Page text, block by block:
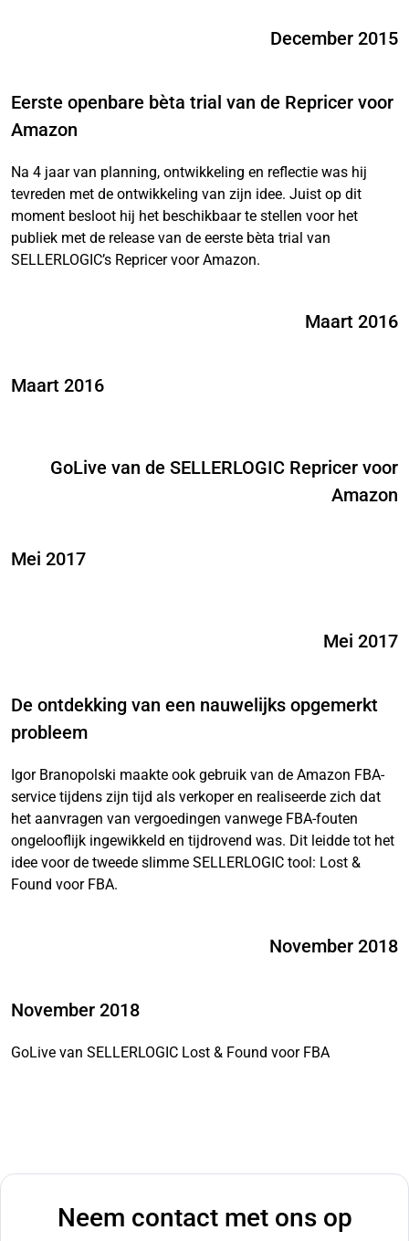
December 2015
Eerste openbare bèta trial van de Repricer voor
Amazon
Na 4 jaar van planning, ontwikkeling en reflectie was hij
tevreden met de ontwikkeling van zijn idee. Juist op dit
moment besloot hij het beschikbaar te stellen voor het
publiek met de release van de eerste bèta trial van
SELLERLOGIC’s Repricer voor Amazon.
Maart 2016
Maart 2016
GoLive van de SELLERLOGIC Repricer voor
Amazon
Mei 2017
Mei 2017
De ontdekking van een nauwelijks opgemerkt
probleem
Igor Branopolski maakte ook gebruik van de Amazon FBA-
service tijdens zijn tijd als verkoper en realiseerde zich dat
het aanvragen van vergoedingen vanwege FBA-fouten
ongelooflijk ingewikkeld en tijdrovend was. Dit leidde tot het
idee voor de tweede slimme SELLERLOGIC tool: Lost &
Found voor FBA.
November 2018
November 2018
GoLive van SELLERLOGIC Lost & Found voor FBA
Neem contact met ons op